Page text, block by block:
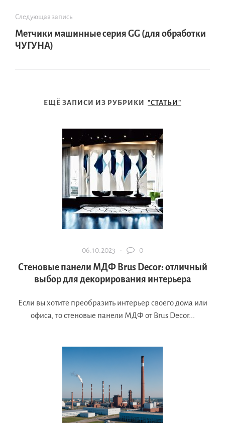
Следующая запись
Метчики машинные серия GG (для обработки
ЧУГУНА)
ЕЩЁ ЗАПИСИ ИЗ РУБРИКИ "СТАТЬИ"
06.10.2023 · 0
Стеновые панели МДФ Brus Decor: отличный
выбор для декорирования интерьера
Если вы хотите преобразить интерьер своего дома или
офиса, то стеновые панели МДФ от Brus Decor...